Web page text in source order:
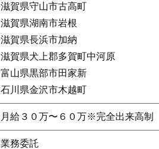
滋賀県守山市古高町
滋賀県湖南市岩根
滋賀県長浜市加納
滋賀県犬上郡多賀町中河原
富山県黒部市田家新
石川県金沢市木越町
月給３０万〜６０万※完全出来高制
業務委託